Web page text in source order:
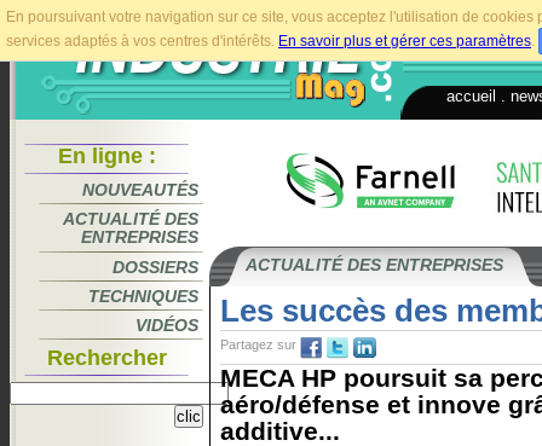
En poursuivant votre navigation sur ce site, vous acceptez l'utilisation de
services adaptés à vos centres d'intérêts. En savoir plus et gérer ces paramètres.
accueil
En ligne :
NOUVEAUTÉS
ACTUALITÉ DES
ENTREPRISES
DOSSIERS
TECHNIQUES
VIDÉOS
Rechercher
ACTUALITÉ DES ENTREPRISES
Les succès des
Partagez sur
MECA HP poursuit sa
aéro/défense et innove
additive...